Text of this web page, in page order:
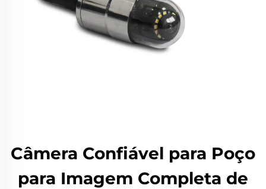
Câmera Confiável para Poço
para Imagem Completa de